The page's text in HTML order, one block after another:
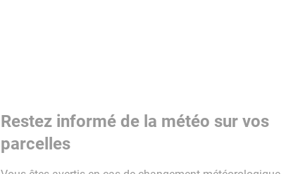
Restez informé de la météo sur vos
parcelles